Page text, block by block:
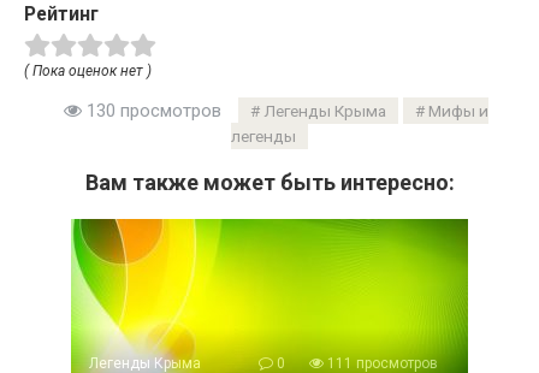
Рейтинг
( Пока оценок нет )
130 просмотров Легенды Крыма
Мифы и
легенды
Вам также может быть интересно:
Легенды Крыма 0 111 просмотров